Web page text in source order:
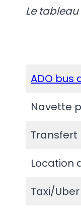
Le
ADO bus
Navette
Transfert
Location
Taxi/